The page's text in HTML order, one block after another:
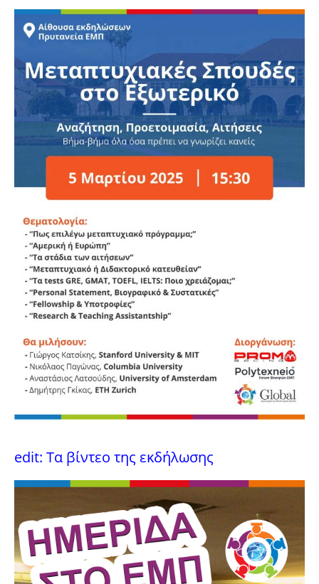
edit: Τα βίντεο της εκδήλωσης
Video